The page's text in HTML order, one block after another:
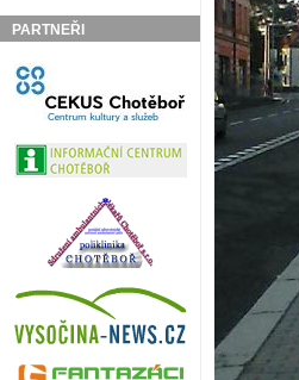
PARTNEŘI